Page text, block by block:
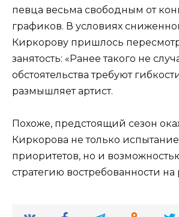
певца весьма свободным от
графиков. В условиях
Киркорову пришлось
занятость: «Ранее такого не
обстоятельства требуют
размышляет артист.
Похоже, предстоящий сезон
Киркорова не только
приоритетов, но и
стратегию востребованности на